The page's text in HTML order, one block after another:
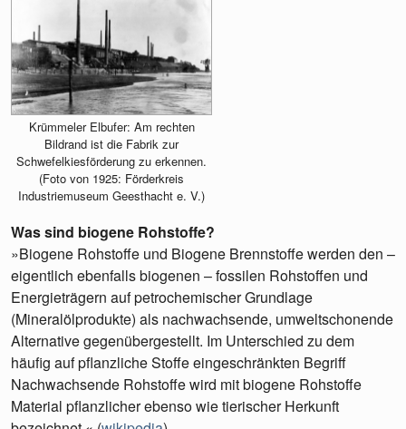
Krümmeler Elbufer: Am rechten
Bildrand ist die Fabrik zur
Schwefelkiesförderung zu erkennen.
(Foto von 1925: Förderkreis
Industriemuseum Geesthacht e. V.)
Was sind biogene Rohstoffe?
»Biogene Rohstoffe und Biogene Brennstoffe werden den –
eigentlich ebenfalls biogenen – fossilen Rohstoffen und
Energieträgern auf petrochemischer Grundlage
(Mineralölprodukte) als nachwachsende, umweltschonende
Alternative gegenübergestellt. Im Unterschied zu dem
häufig auf pflanzliche Stoffe eingeschränkten Begriff
Nachwachsende Rohstoffe wird mit biogene Rohstoffe
Material pflanzlicher ebenso wie tierischer Herkunft